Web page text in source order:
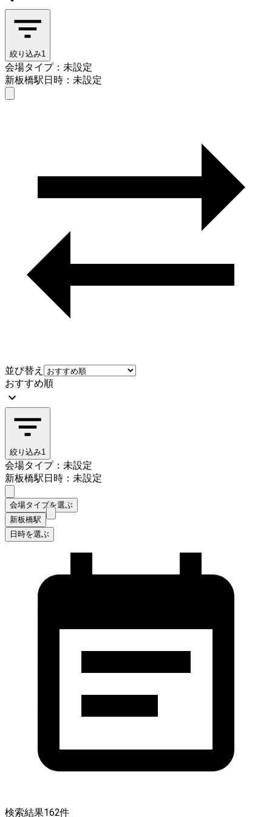
絞り込み1
会場タイプ：未設定
新板橋駅日時：未設定
並び替え
おすすめ順
絞り込み1
会場タイプ：未設定
新板橋駅日時：未設定
会場タイプを選ぶ
新板橋駅
日時を選ぶ
検索結果162件